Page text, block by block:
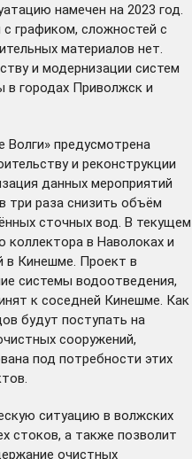
намечен на 2023 год.
графиком, сложностей с
материалов нет.
и модернизации систем
в городах Приволжск и
Волги» предусмотрена
и реконструкции
данных мероприятий
три раза снизить объём
сточных вод. В текущем
коллектора в Наволоках и
в Кинешме. Проект в
системы водоотведения,
к соседней Кинешме. Как
будут поступать на
сооружений,
под потребности этих
ситуацию в волжских
стоков, а также позволит
очистных